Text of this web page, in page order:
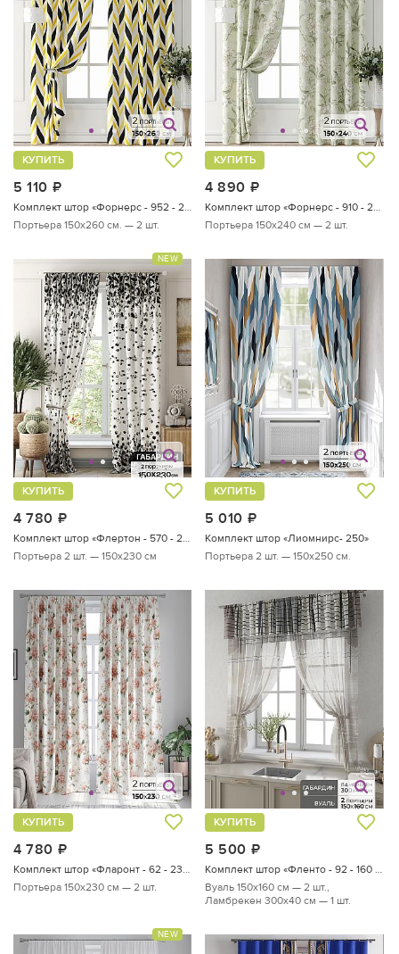
5 110
КУПИТЬ
Комплект штор «Форнерс - 952 - 260 см»
Портьера 150х260 см. — 2 шт.
4 890
КУПИТЬ
Комплект штор «Форнерс - 910 - 240 см»
Портьера 150х240 см — 2 шт.
NEW
4 780
КУПИТЬ
Комплект штор «Флертон - 570 - 230 см»
Портьера 2 шт. — 150х230 см
5 010
КУПИТЬ
Комплект штор «Лиомнирс- 250»
Портьера 2 шт. — 150х250 см.
4 780
КУПИТЬ
Комплект штор «Фларонт - 62 - 230 см»
Портьера 150х230 см — 2 шт.
5 500
КУПИТЬ
Комплект штор «Фленто - 92 - 160 см»
Вуаль 150х160 см — 2 шт.,
Ламбрекен 300х40 см — 1 шт.
NEW